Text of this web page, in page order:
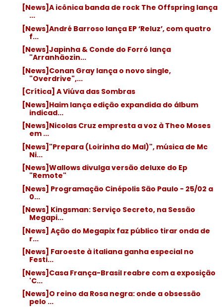
[News]A icônica banda de rock The Offspring lança
...
[News]André Barroso lança EP ‘Reluz’, com quatro
f...
[News]Japinha & Conde do Forró lança
"Arranhãozin...
[News]Conan Gray lança o novo single,
"Overdrive",...
[Crítica] A Viúva das Sombras
[News]Haim lança edição expandida do álbum
indicad...
[News]Nicolas Cruz empresta a voz à Theo Moses
em ...
[News]"Prepara (Loirinha do Mal)", música de Mc
Ni...
[News]Wallows divulga versão deluxe do Ep
"Remote"
[News] Programação Cinépolis São Paulo - 25/02 a
0...
[News] Kingsman: Serviço Secreto, na Sessão
Megapi...
[News] Ação do Megapix faz público tirar onda de
r...
[News] Faroeste à italiana ganha especial no
Festi...
[News]Casa França-Brasil reabre com a exposição
'C...
[News]O reino da Rosa negra: onde a obsessão
pelo ...